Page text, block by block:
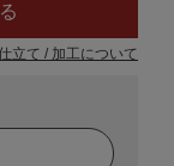
立て / 加工について